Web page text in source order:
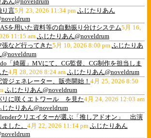
り言5月 23, 2026 11:34 pm ふじたりあん
を用いた資料等の自動振り分けシステム5月 16,
11:15 am ふじたりあん@noveldrum
張など行ってきた5月 10, 2026 8:00 pm ふじたりあ
@noveldrum
「綺羅」MVにて、CG監督、CG制作を担当しま
た4月 28, 2026 8:24 am ふじたりあん@noveldrum
管ジェネレーター、販売開始！ 4月 25, 2026 8:50
ふじたりあん@noveldrum
リに咲くエトワール を見た4月 24, 2026 12:03 am
じたりあん@noveldrum
クリエイターが選ぶ「推しアドオン」 出演
ました。 4月 22, 2026 11:14 pm ふじたりあん